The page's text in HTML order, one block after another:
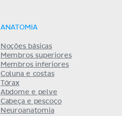
ANATOMIA
Noções básicas
Membros superiores
Membros inferiores
Coluna e costas
Tórax
Abdome e pelve
Cabeça e pescoço
Neuroanatomia